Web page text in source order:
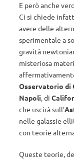
E però anche
Ci si chiede
avere delle
sperimentale a
gravità
misteriosa
Osservatorio di
Napoli, di
che uscirà sull’
nelle galassie
con teorie
Queste teorie,